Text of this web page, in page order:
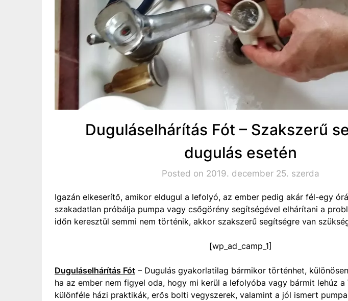
Duguláselhárítás Fót – Szakszerű
dugulás esetén
Posted on 2019. december 25. szerda
Igazán elkeserítő, amikor eldugul a lefolyó, az ember pedig akár fél-egy
szakadatlan próbálja pumpa vagy csőgörény segítségével elhárítani a
időn keresztül semmi nem történik, akkor szakszerű segítségre van
[wp_ad_camp_1]
Duguláselhárítás Fót – Dugulás gyakorlatilag bármikor történhet,
ha az ember nem figyel oda, hogy mi kerül a lefolyóba vagy bármit lehúz a
különféle házi praktikák, erős bolti vegyszerek, valamint a jól ismert